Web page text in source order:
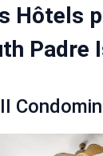
Hôtels
Padre